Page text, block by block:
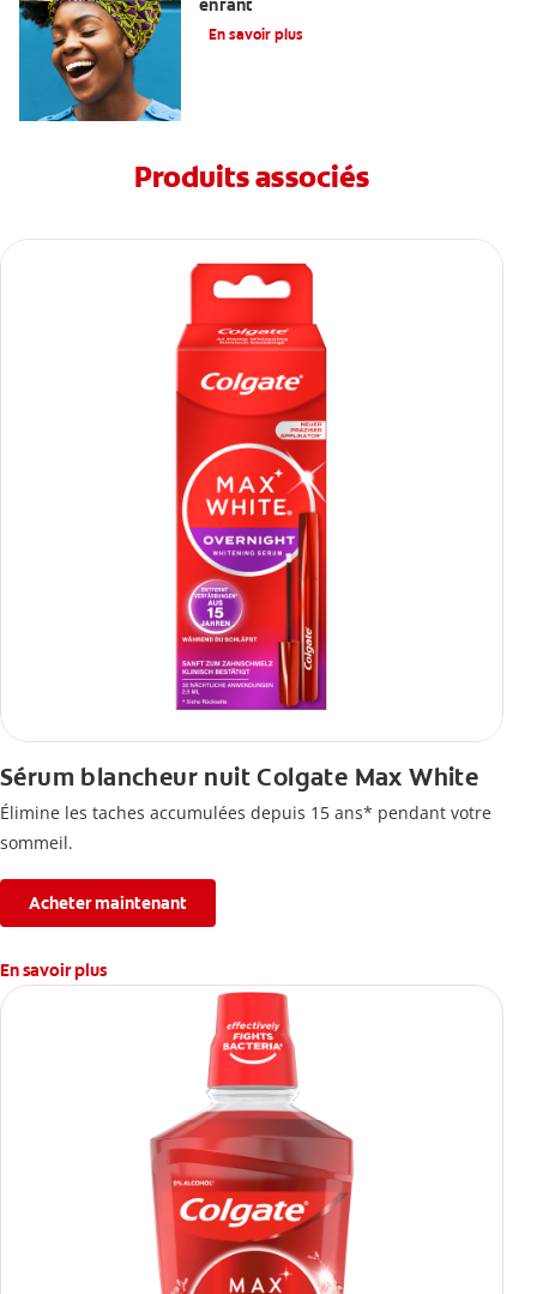
enfant
En savoir plus
Produits associés
Sérum blancheur nuit Colgate Max White
Élimine les taches accumulées depuis 15 ans* pendant votre
sommeil.
Acheter maintenant
En savoir plus